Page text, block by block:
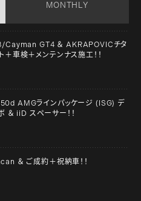
MONTHLY
Cayman GT4 ＆ AKRAPOVICチタ
＋車検＋メンテンナス施工！！
AMGラインパッケージ (ISG) デ
＆ iiD スペーサー！！
＆ ご成約＋祝納車！！